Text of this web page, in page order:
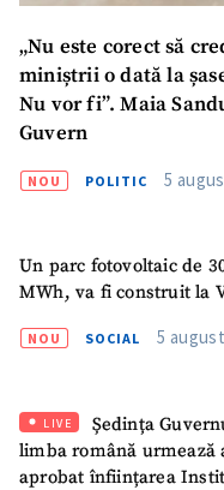
„Nu este corect să
miniștrii o dată la
Nu vor fi”. Maia
Guvern
NOU POLITIC 5
Un parc fotovoltaic de
MWh, va fi construit la
NOU SOCIAL 5
LIVE
Ședința
limba română urmează
aprobat înființarea